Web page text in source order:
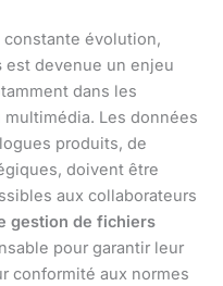
constante évolution,
est devenue un enjeu
dans les
Les données
produits, de
doivent être
aux collaborateurs
gestion de fichiers
pour garantir leur
conformité aux normes